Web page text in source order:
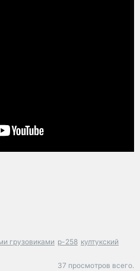
грузовиками р-258 култукский
37 просмотров всего.